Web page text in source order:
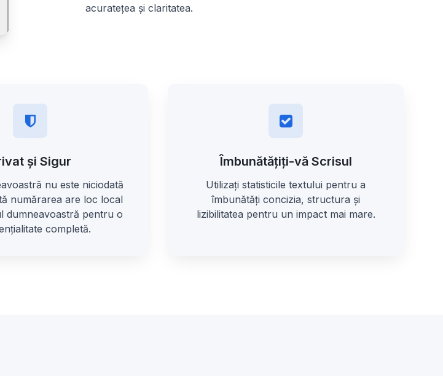
acuratețea și claritatea.
și Sigur
nu este niciodată
numărarea are loc local
dumneavoastră pentru o
completă.
Îmbunătățiți-vă Scrisul
Utilizați statisticile textului pentru a
îmbunătăți concizia, structura și
lizibilitatea pentru un impact mai mare.